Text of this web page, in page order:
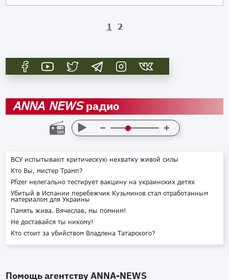
1 2
ANNA NEWSрадио
ВСУ испытывают критическую нехватку живой силы
Кто Вы, мистер Трамп?
Pfizer нелегально тестирует вакцину на украинских детях
Убитый в Испании перебежчик Кузьминов стал отработанным
материалом для Украины
Память жива. Вячеслав, мы помним!
Не доставайся ты никому!
Кто стоит за убийством Владлена Татарского?
Помощь агентствуANNA-NEWS